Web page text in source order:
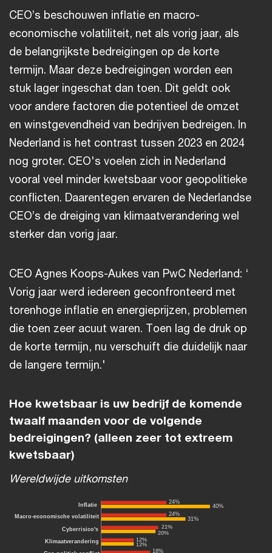
CEO’s beschouwen inflatie en macro-
economische volatiliteit, net als vorig jaar, als
de belangrijkste bedreigingen op de korte
termijn. Maar deze bedreigingen worden een
stuk lager ingeschat dan toen. Dit geldt ook
voor andere factoren die potentieel de omzet
en winstgevendheid van bedrijven bedreigen. In
Nederland is het contrast tussen 2023 en 2024
nog groter. CEO's voelen zich in Nederland
vooral veel minder kwetsbaar voor geopolitieke
conflicten. Daarentegen ervaren de Nederlandse
CEO’s de dreiging van klimaatverandering wel
sterker dan vorig jaar.
CEO Agnes Koops-Aukes van PwC Nederland: ‘
Vorig jaar werd iedereen geconfronteerd met
torenhoge inflatie en energieprijzen, problemen
die toen zeer acuut waren. Toen lag de druk op
de korte termijn, nu verschuift die duidelijk naar
de langere termijn.'
Hoe kwetsbaar is uw bedrijf de komende
twaalf maanden voor de volgende
bedreigingen? (alleen zeer tot extreem
kwetsbaar)
Wereldwijde uitkomsten